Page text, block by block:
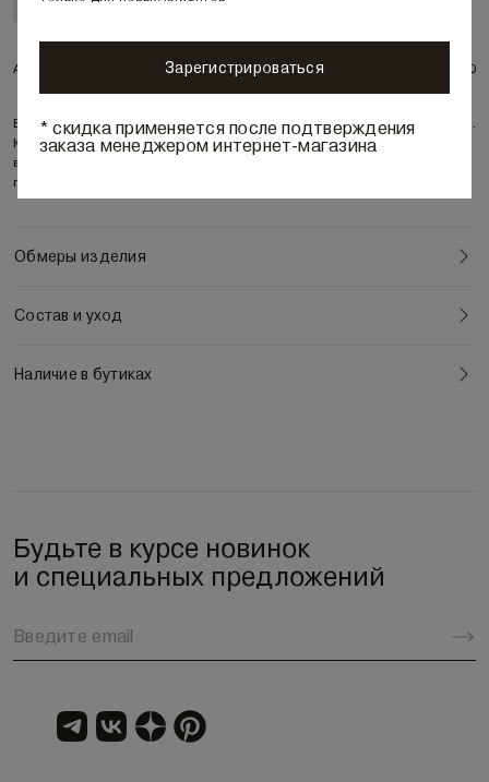
Артикул: 252400
Вязаный джемпер с коротким рукавом полуприлегающего силуэта.
Круглый вырез горловины. Выполнен из итальянской глянцевой
вискозы высокой степени крутки ластичным переплетением с
Обмеры изделия
Состав и уход
Наличие в бутиках
Будьте в курсе новинок
и специальных предложений
Зарегистрироваться
* скидка применяется после подтверждения
заказа менеджером интернет-магазина